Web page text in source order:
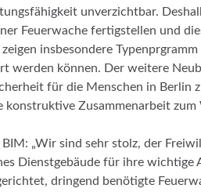
unverzichtbar.
Feuerwache fertigstellen und
insbesondere
werden können. Der weitere
für die Menschen in Berlin
Zusammenarbeit zum
„Wir sind sehr stolz, der
Dienstgebäude für ihre wichtige
dringend benötigte